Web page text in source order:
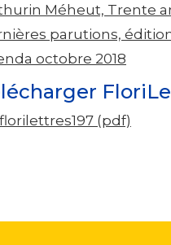
Méheut, Trente
parutions,
octobre 2018
florilettres197 (pdf)